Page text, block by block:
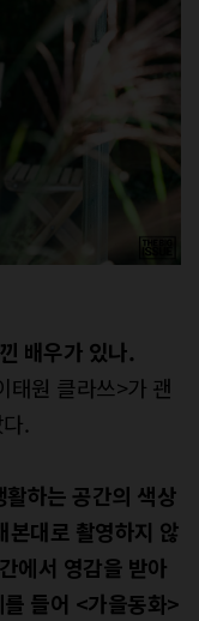
배우가 있나.
태원 클라쓰>가 괜
.
하는 공간의 색상
본대로 촬영하지 않
에서 영감을 받아
들어 <가을동화>